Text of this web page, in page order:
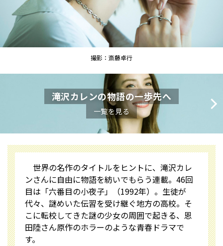
撮影：斎藤卓行
滝沢カレンの物語の一歩先へ
一覧を見る
世界の名作のタイトルをヒントに、滝沢カレ
ンさんに自由に物語を紡いでもらう連載。46回
目は「六番目の小夜子」（1992年）。生徒が
代々、謎めいた伝習を受け継ぐ地方の高校。そ
こに転校してきた謎の少女の周囲で起きる、恩
田陸さん原作のホラーのような青春ドラマで
す。